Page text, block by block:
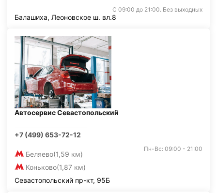
С 09:00 до 21:00. Без выходных
Балашиха, Леоновское ш. вл.8
Автосервис Севастопольский
+7 (499) 653-72-12
Беляево(1,59 км)
Коньково(1,87 км)
Пн-Вс: 09:00 - 21:00
Севастопольский пр-кт, 95Б